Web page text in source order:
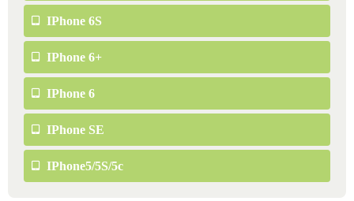
IPhone 6S
IPhone 6+
IPhone 6
IPhone SE
IPhone5/5S/5c